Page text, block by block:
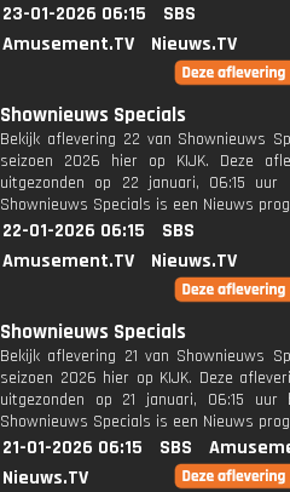
23-01-2026 06:15
SBS
Amusement.TV
Nieuws.TV
Shownieuws Specials
Bekijk aflevering 22 van Shownieuws
seizoen 2026 hier op KIJK. Deze
uitgezonden op 22 januari, 06:15 uur
Shownieuws Specials is een Nieuws
22-01-2026 06:15
SBS
Amusement.TV
Nieuws.TV
Shownieuws Specials
Bekijk aflevering 21 van Shownieuws
seizoen 2026 hier op KIJK. Deze
uitgezonden op 21 januari, 06:15 uur
Shownieuws Specials is een Nieuws
21-01-2026 06:15 SBS
Nieuws.TV